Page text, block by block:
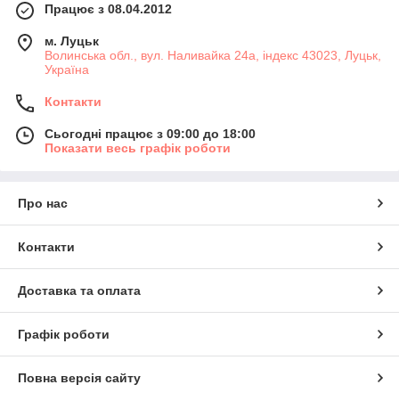
Працює з 08.04.2012
м. Луцьк
Волинська обл., вул. Наливайка 24а, індекс 43023, Луцьк,
Україна
Контакти
Сьогодні працює з 09:00 до 18:00
Показати весь графік роботи
Про нас
Контакти
Доставка та оплата
Графік роботи
Повна версія сайту